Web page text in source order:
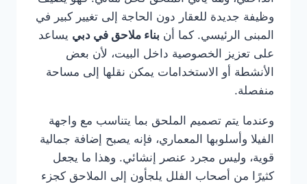
وظيفة جديدة للعقار دون الحاجة إلى تغيير كبير في
المبنى الرئيسي. كما أن بناء ملاحق في دبي يساعد
على تعزيز الخصوصية داخل البيت، لأن بعض
الأنشطة أو الاستخدامات يمكن نقلها إلى مساحة
منفصلة.
وعندما يتم تصميم الملحق بما يتناسب مع واجهة
الفيلا وأسلوبها المعماري، فإنه يصبح إضافة جمالية
قوية، وليس مجرد عنصر إنشائي. وهذا ما يجعل
كثيرًا من أصحاب الفلل يلجأون إلى الملاحق كجزء